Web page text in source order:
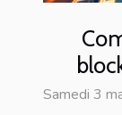
Samedi 3